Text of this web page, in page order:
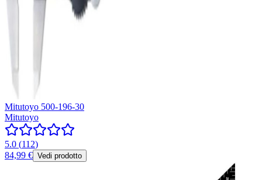
Mitutoyo 500-196-30
Mitutoyo
5.0 (112)
84,99 € Vedi prodotto